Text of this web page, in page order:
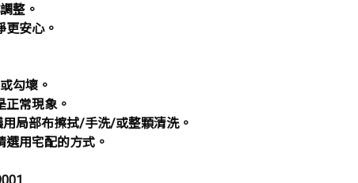
整。
更安心。
勾壞。
正常現象。
局部布擦拭/手洗/或整顆清洗。
用宅配的方式。